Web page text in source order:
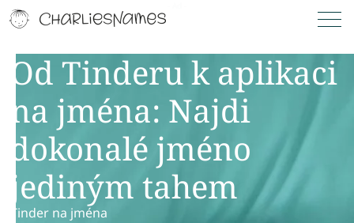
Od Tinderu k aplikaci
na jména: Najdi
dokonalé jméno
jediným tahem
Tinder na jména